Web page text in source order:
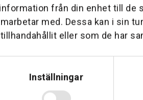
från din enhet till de
med. Dessa kan i sin
eller som de har
Inställningar